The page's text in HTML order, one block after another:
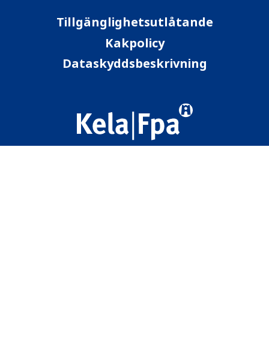
Tillgänglighetsutlåtande
Kakpolicy
Dataskyddsbeskrivning